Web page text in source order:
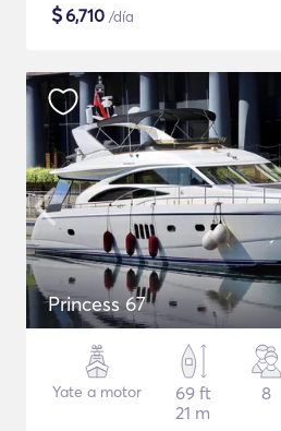
$6,710 /día
Princess 67
Yate a motor
69 ft
21 m
8